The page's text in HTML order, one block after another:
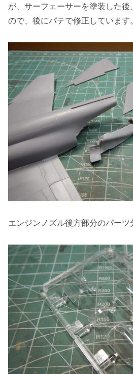
が、サーフェーサーを塗装した
ので、後にパテで修正しています。
エンジンノズル後方部分のパーツ